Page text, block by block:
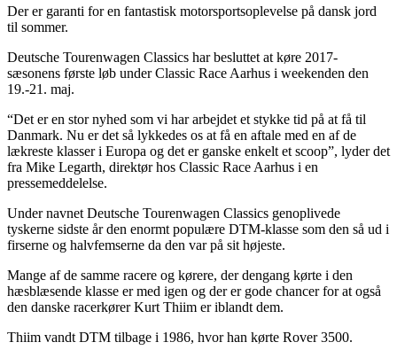
Der er garanti for en fantastisk motorsportsoplevelse på dansk jord
til sommer.
Deutsche Tourenwagen Classics har besluttet at køre 2017-
sæsonens første løb under Classic Race Aarhus i weekenden den
19.-21. maj.
“Det er en stor nyhed som vi har arbejdet et stykke tid på at få til
Danmark. Nu er det så lykkedes os at få en aftale med en af de
lækreste klasser i Europa og det er ganske enkelt et scoop”, lyder det
fra Mike Legarth, direktør hos Classic Race Aarhus i en
pressemeddelelse.
Under navnet Deutsche Tourenwagen Classics genoplivede
tyskerne sidste år den enormt populære DTM-klasse som den så ud i
firserne og halvfemserne da den var på sit højeste.
Mange af de samme racere og kørere, der dengang kørte i den
hæsblæsende klasse er med igen og der er gode chancer for at også
den danske racerkører Kurt Thiim er iblandt dem.
Thiim vandt DTM tilbage i 1986, hvor han kørte Rover 3500.